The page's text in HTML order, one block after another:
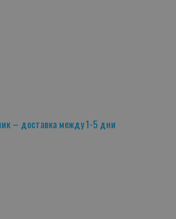
– доставка между 1-5 дни